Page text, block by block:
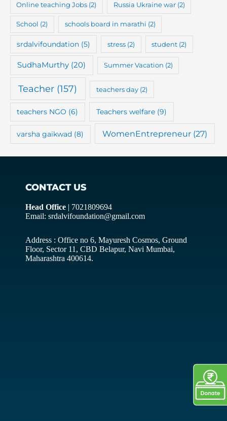
Online teaching Jobs (2) Russia Ukraine war(2)
School (2) schools board in marathi (2)
srdalvifoundation (5) stress (2) student (2)
SudhaMurthy (20) Summer Vacation (2)
Teacher (157) teachers day (2)
teachers NGO (6) Teachers welfare(9)
varsha gaikwad (8) WomenEntrepreneur (27)
CONTACT US
Head Office | 7021809694
Email: srdalvifoundation@gmail.com
Address : Office no 6, Mayuresh Cosmos, Ground
Floor, Sector 11, CBD Belapur, Navi Mumbai,
Maharashtra 400614.